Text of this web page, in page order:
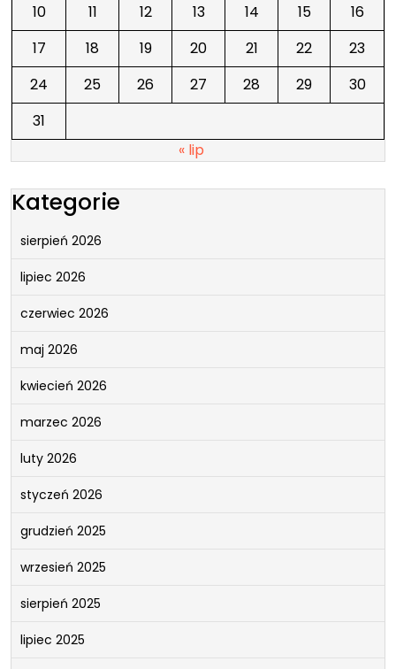
10
11 12 13 14 15
16
17
18 19 20 21 22
23
24
25 26 27 28 29
30
31
« lip
Kategorie
sierpień 2026
lipiec 2026
czerwiec 2026
maj 2026
kwiecień 2026
marzec 2026
luty 2026
styczeń 2026
grudzień 2025
wrzesień 2025
sierpień 2025
lipiec 2025